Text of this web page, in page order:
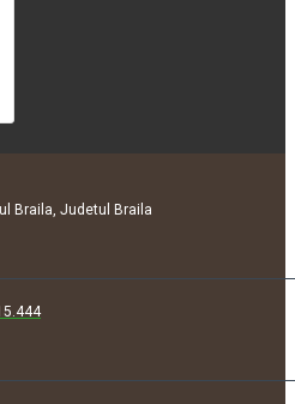
Braila, Judetul Braila